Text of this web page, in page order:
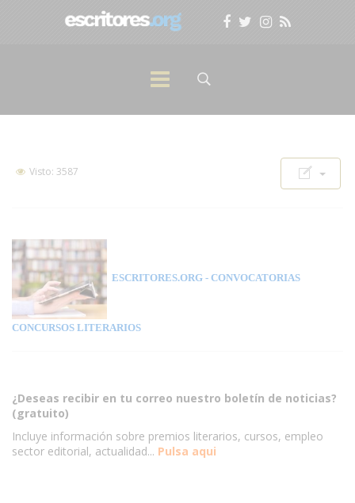
Visto: 3587
ESCRITORES.ORG - CONVOCATORIAS
CONCURSOS LITERARIOS
¿Deseas recibir en tu correo nuestro boletín de noticias?
(gratuito)
Incluye información sobre premios literarios, cursos, empleo
sector editorial, actualidad... Pulsa aqui